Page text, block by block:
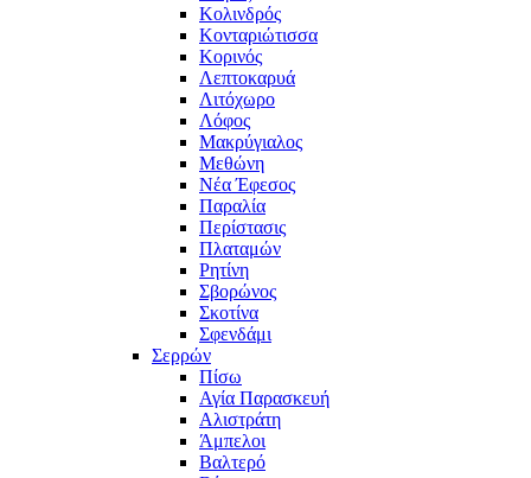
Κολινδρός
Κονταριώτισσα
Κορινός
Λεπτοκαρυά
Λιτόχωρο
Λόφος
Μακρύγιαλος
Μεθώνη
Νέα Έφεσος
Παραλία
Περίστασις
Πλαταμών
Ρητίνη
Σβορώνος
Σκοτίνα
Σφενδάμι
Σερρών
Πίσω
Αγία Παρασκευή
Αλιστράτη
Άμπελοι
Βαλτερό